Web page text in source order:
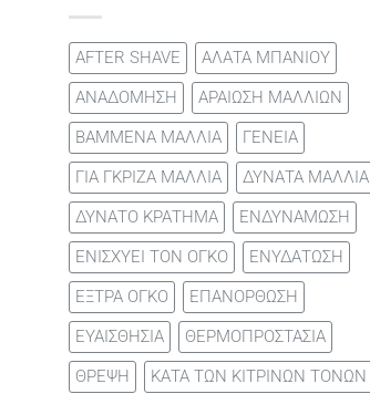
AFTER SHAVE
ΑΛΑΤΑ ΜΠΑΝΙΟΥ
ΑΝΑΔΟΜΗΣΗ
ΑΡΑΙΩΣΗ ΜΑΛΛΙΩΝ
ΒΑΜΜΕΝΑ ΜΑΛΛΙΑ
ΓΕΝΕΙΑ
ΓΙΑ ΓΚΡΙΖΑ ΜΑΛΛΙΑ
ΔΥΝΑΤΑ ΜΑΛΛΙΑ
ΔΥΝΑΤΟ ΚΡΑΤΗΜΑ
ΕΝΔΥΝΑΜΩΣΗ
ΕΝΙΣΧΥΕΙ ΤΟΝ ΟΓΚΟ
ΕΝΥΔΑΤΩΣΗ
ΕΞΤΡΑ ΟΓΚΟ
ΕΠΑΝΟΡΘΩΣΗ
ΕΥΑΙΣΘΗΣΙΑ
ΘΕΡΜΟΠΡΟΣΤΑΣΙΑ
ΘΡΕΨΗ
ΚΑΤΑ ΤΩΝ ΚΙΤΡΙΝΩΝ ΤΟΝΩΝ